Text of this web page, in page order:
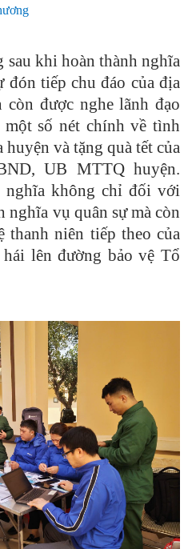
khi hoàn thành nghĩa
đón tiếp chu đáo của địa
còn được nghe lãnh đạo
số nét chính về tình
và tặng quà tết của
UB MTTQ huyện.
không chỉ đối với
nghĩa vụ quân sự mà còn
thanh niên tiếp theo của
lên đường bảo vệ Tổ